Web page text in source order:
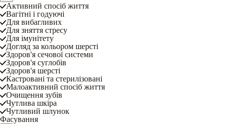
Активний спосіб життя
Вагітні і годуючі
Для вибагливих
Для зняття стресу
Для імунітету
Догляд за кольором шерсті
Здоров'я сечової системи
Здоров'я суглобів
Здоров'я шерсті
Кастровані та стерилізовані
Малоактивний спосіб життя
Очищення зубів
Чутлива шкіра
Чутливий шлунок
Фасування